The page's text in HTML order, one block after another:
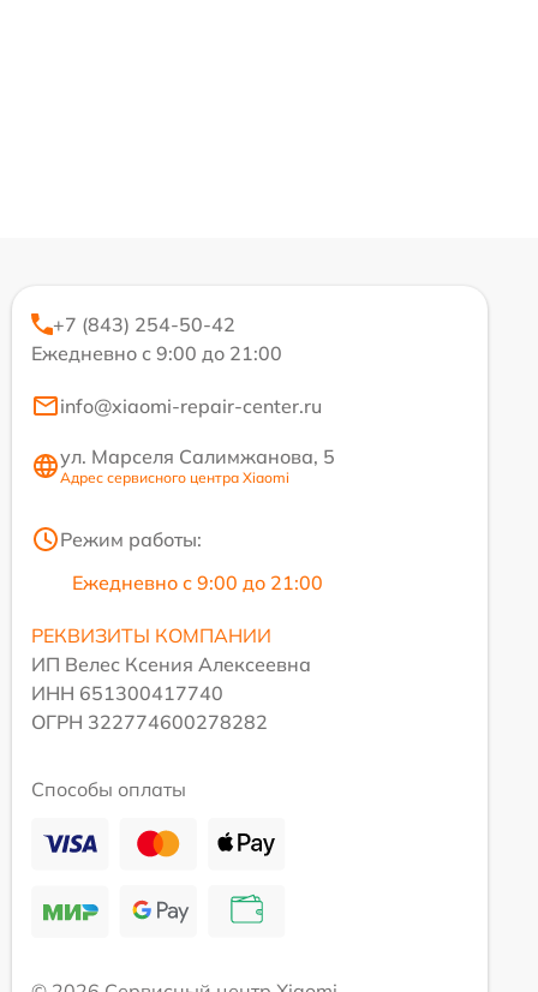
+7 (843) 254-50-42
Ежедневно с 9:00 до 21:00
info@xiaomi-repair-center.ru
ул. Марселя Салимжанова, 5
Адрес сервисного центра Xiaomi
Режим работы:
Ежедневно с 9:00 до 21:00
РЕКВИЗИТЫ КОМПАНИИ
ИП Велес Ксения Алексеевна
ИНН 651300417740
ОГРН 322774600278282
Способы оплаты